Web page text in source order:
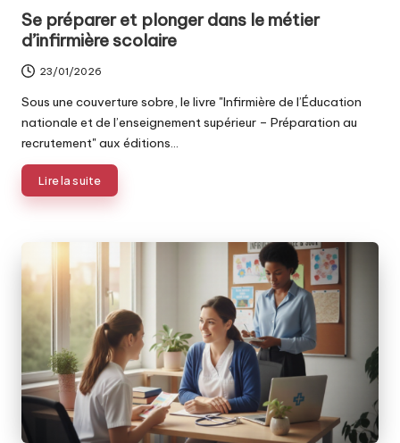
Se préparer et plonger dans le métier
d’infirmière scolaire
23/01/2026
Sous une couverture sobre, le livre "Infirmière de l’Éducation
nationale et de l’enseignement supérieur – Préparation au
recrutement" aux éditions…
Lire la suite